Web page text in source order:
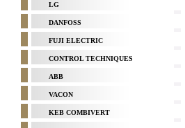
LG
DANFOSS
FUJI ELECTRIC
CONTROL TECHNIQUES
ABB
VACON
KEB COMBIVERT